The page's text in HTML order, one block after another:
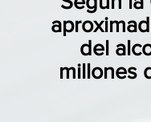
del
millones